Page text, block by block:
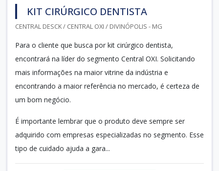
KIT CIRÚRGICO DENTISTA
CENTRAL DESCK / CENTRAL OXI / DIVINÓPOLIS - MG
Para o cliente que busca por kit cirúrgico dentista,
encontrará na líder do segmento Central OXI. Solicitando
mais informações na maior vitrine da indústria e
encontrando a maior referência no mercado, é certeza de
um bom negócio.
É importante lembrar que o produto deve sempre ser
adquirido com empresas especializadas no segmento. Esse
tipo de cuidado ajuda a gara...